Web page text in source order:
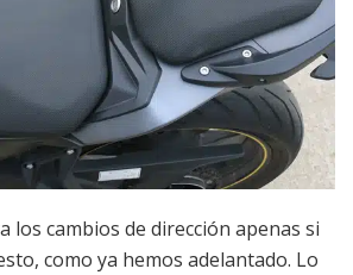
los cambios de dirección apenas si
como ya hemos adelantado. Lo